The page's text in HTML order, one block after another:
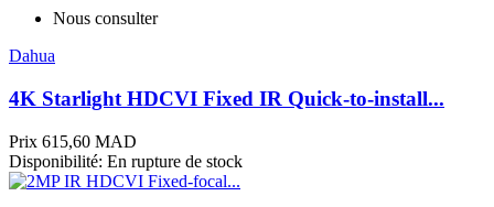
Nous consulter
Dahua
4K Starlight HDCVI Fixed IR Quick-to-install...
Prix 615,60 MAD
Disponibilité: En rupture de stock